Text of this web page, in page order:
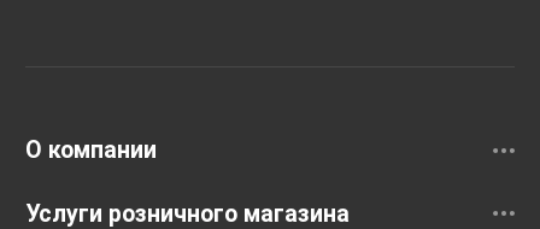
О компании
Услуги розничного магазина